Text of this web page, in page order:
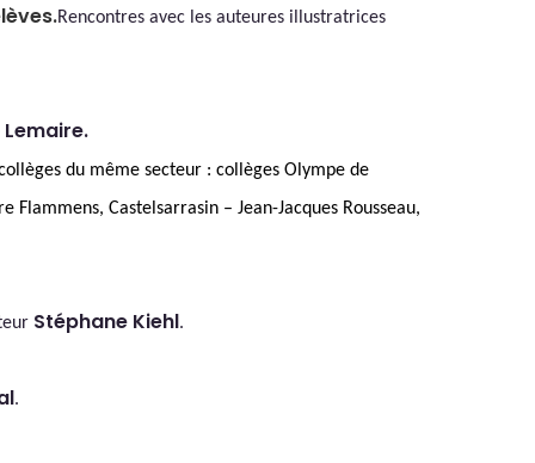
Rencontres avec les auteures illustratrices
du même secteur : collèges Olympe de
Castelsarrasin – Jean-Jacques Rousseau,
Stéphane Kiehl.
.